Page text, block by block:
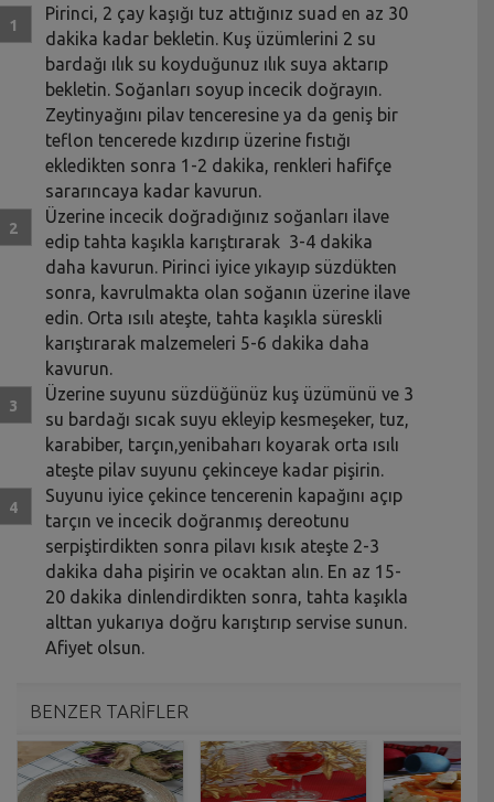
Pirinci, 2 çay kaşığı tuz attığınız suad en az 30
dakika kadar bekletin. Kuş üzümlerini 2 su
bardağı ılık su koyduğunuz ılık suya aktarıp
bekletin. Soğanları soyup incecik doğrayın.
Zeytinyağını pilav tenceresine ya da geniş bir
teflon tencerede kızdırıp üzerine fıstığı
ekledikten sonra 1-2 dakika, renkleri hafifçe
sararıncaya kadar kavurun.
Üzerine incecik doğradığınız soğanları ilave
edip tahta kaşıkla karıştırarak 3-4 dakika
daha kavurun. Pirinci iyice yıkayıp süzdükten
sonra, kavrulmakta olan soğanın üzerine ilave
edin. Orta ısılı ateşte, tahta kaşıkla süreskli
karıştırarak malzemeleri 5-6 dakika daha
kavurun.
Üzerine suyunu süzdüğünüz kuş üzümünü ve 3
su bardağı sıcak suyu ekleyip kesmeşeker, tuz,
karabiber, tarçın,yenibaharı koyarak orta ısılı
ateşte pilav suyunu çekinceye kadar pişirin.
Suyunu iyice çekince tencerenin kapağını açıp
tarçın ve incecik doğranmış dereotunu
serpiştirdikten sonra pilavı kısık ateşte 2-3
dakika daha pişirin ve ocaktan alın. En az 15-
20 dakika dinlendirdikten sonra, tahta kaşıkla
alttan yukarıya doğru karıştırıp servise sunun.
Afiyet olsun.
BENZER TARİFLER